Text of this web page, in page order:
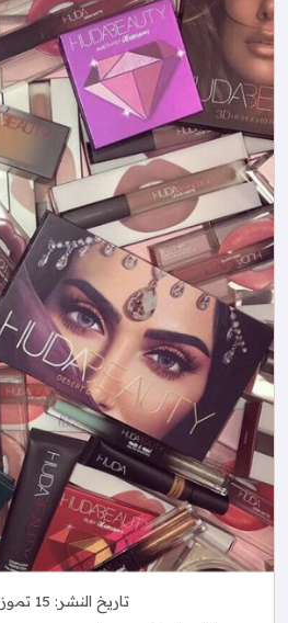
تاريخ النشر: 15 تموز, 2025